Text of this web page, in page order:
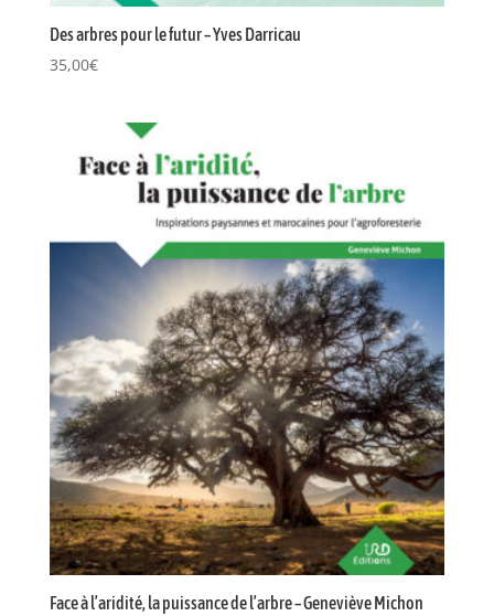
Des arbres pour le futur – Yves Darricau
35,00€
Face à l’aridité, la puissance de l’arbre – Geneviève Michon